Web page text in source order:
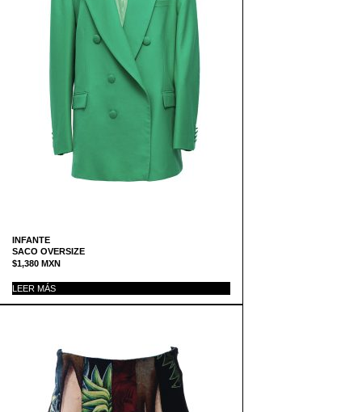
INFANTE
SACO OVERSIZE
$1,380 MXN
LEER MÁS